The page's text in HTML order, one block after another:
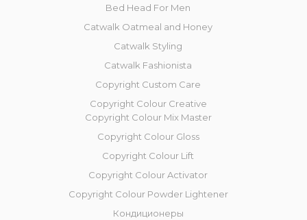
Bed Head For Men
Catwalk Oatmeal and Honey
Catwalk Styling
Catwalk Fashionista
Copyright Custom Care
Copyright Colour Creative
Copyright Colour Mix Master
Copyright Сolour Gloss
Copyright Сolour Lift
Copyright Colour Activator
Copyright Colour Powder Lightener
Кондиционеры